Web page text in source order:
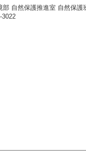
部 自然保護推進室 自然保護
3022